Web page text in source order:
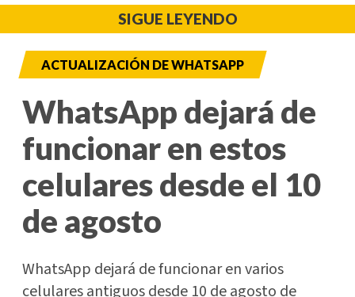
SIGUE LEYENDO
ACTUALIZACIÓN DE WHATSAPP
WhatsApp dejará de
funcionar en estos
celulares desde el 10
de agosto
WhatsApp dejará de funcionar en varios
celulares antiguos desde 10 de agosto de